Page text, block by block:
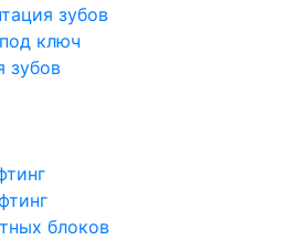
зубов
ключ
зубов
блоков